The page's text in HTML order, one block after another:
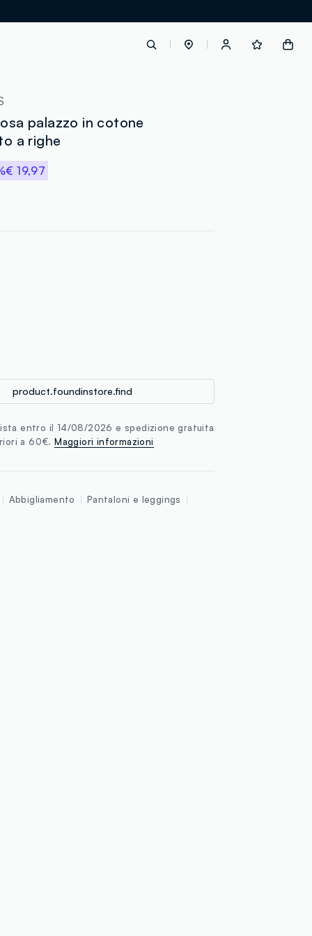
palazzo in cotone
a righe
€ 19,97
product.foundinstore.find
entro il 14/08/2026 e spedizione gratuita
a 60€.Maggiori informazioni
Abbigliamento
Pantaloni e leggings